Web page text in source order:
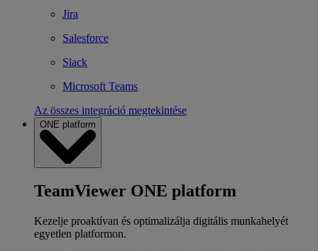
Jira
Salesforce
Slack
Microsoft Teams
Az összes integráció megtekintése
ONE platform
TeamViewer ONE platform
Kezelje proaktívan és optimalizálja digitális munkahelyét
egyetlen platformon.